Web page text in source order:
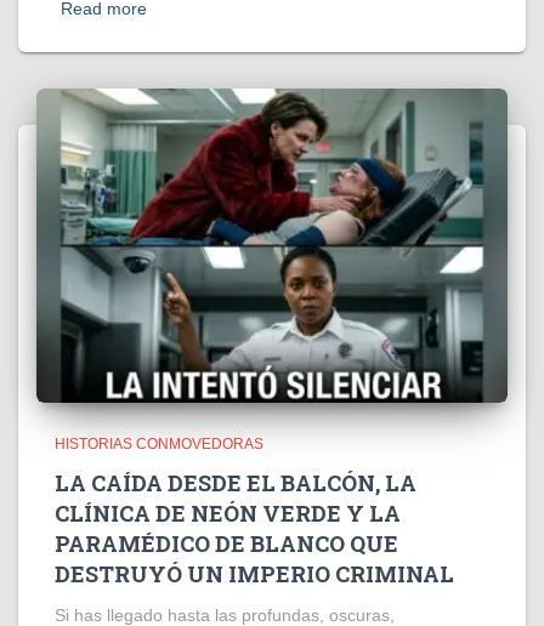
Read more
HISTORIAS CONMOVEDORAS
LA CAÍDA DESDE EL BALCÓN, LA
CLÍNICA DE NEÓN VERDE Y LA
PARAMÉDICO DE BLANCO QUE
DESTRUYÓ UN IMPERIO CRIMINAL
Si has llegado hasta las profundas, oscuras,